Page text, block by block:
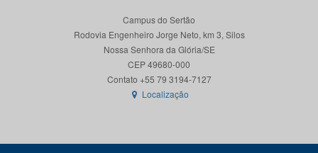
Campus do Sertão
Rodovia Engenheiro Jorge Neto, km 3, Silos
Nossa Senhora da Glória/SE
CEP 49680-000
Contato +55 79 3194-7127
Localização